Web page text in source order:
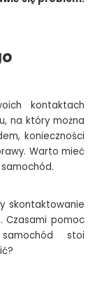
kontaktach
na który można
konieczności
Warto mieć
skontaktowanie
Czasami pomoc
stoi